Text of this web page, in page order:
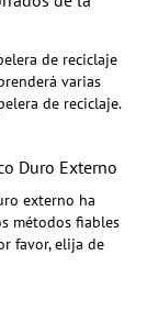
de reciclaje
varias
de reciclaje.
Duro Externo
externo ha
métodos fiables
favor, elija de